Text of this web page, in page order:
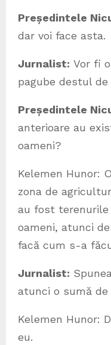
Președintele
dar voi face asta.
Jurnalist: Vor fi
pagube destul de
Președintele
anterioare au
oameni?
Kelemen Hunor:
zona de
au fost terenurile
oameni, atunci
facă cum s-a
Jurnalist:
atunci o sumă de
Kelemen Hunor:
eu.